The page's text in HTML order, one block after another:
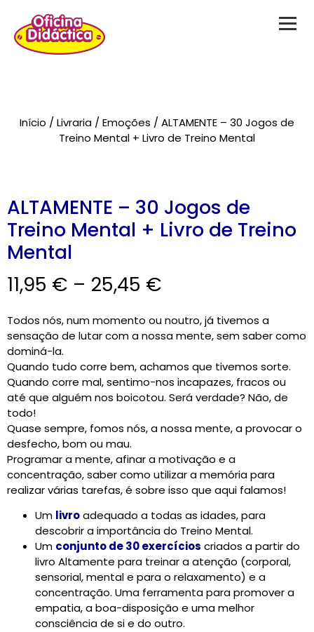
Brinquedos
Livraria
Catálogos
0 items
Início /Livraria /Emoções / ALTAMENTE – 30 Jogos de
Treino Mental + Livro de Treino Mental
ALTAMENTE – 30 Jogos de
Treino Mental + Livro de Treino
Mental
11,95 € – 25,45 €
Todos nós, num momento ou noutro, já tivemos a
sensação de lutar com a nossa mente, sem saber como
dominá-la.
Quando tudo corre bem, achamos que tivemos sorte.
Quando corre mal, sentimo-nos incapazes, fracos ou
até que alguém nos boicotou. Será verdade? Não, de
todo!
Quase sempre, fomos nós, a nossa mente, a provocar o
desfecho, bom ou mau.
Programar a mente, afinar a motivação e a
concentração, saber como utilizar a memória para
realizar várias tarefas, é sobre isso que aqui falamos!
Um livroadequado a todas as idades, para
descobrir a importância do Treino Mental.
Um conjunto de 30 exercícios criados a partir do
livro Altamente para treinar a atenção (corporal,
sensorial, mental e para o relaxamento) e a
concentração. Uma ferramenta para promover a
empatia, a boa-disposição e uma melhor
consciência de si e do outro.